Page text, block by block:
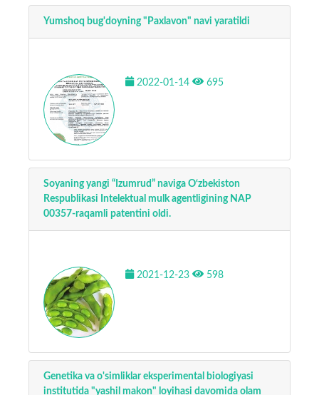
Yumshoq bug'doyning "Paxlavon" navi yaratildi
2022-01-14 695
Soyaning yangi “Izumrud” naviga O‘zbekiston
Respublikasi Intelektual mulk agentligining NAP
00357-raqamli patentini oldi.
2021-12-23 598
Genetika va o'simliklar eksperimental biologiyasi
institutida "yashil makon" loyihasi davomida olam